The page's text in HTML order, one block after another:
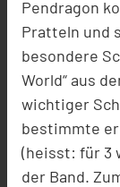
Pendragon
Pratteln und
besondere
World“ aus
wichtiger
bestimmte
(heisst: für 3
der Band.